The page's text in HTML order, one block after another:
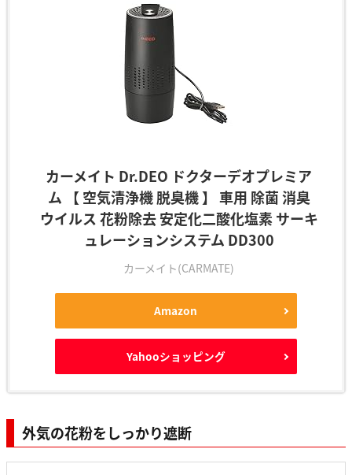
カーメイト Dr.DEO ドクターデオプレミア
ム 【 空気清浄機 脱臭機 】 車用 除菌 消臭
ウイルス 花粉除去 安定化二酸化塩素 サーキ
ュレーションシステム DD300
カーメイト(CARMATE)
Amazon
Yahooショッピング
外気の花粉をしっかり遮断